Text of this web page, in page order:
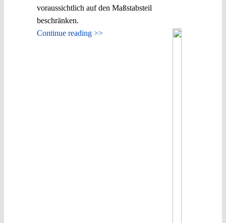
voraussichtlich auf den Maßstabsteil
beschränken.
Continue reading >>